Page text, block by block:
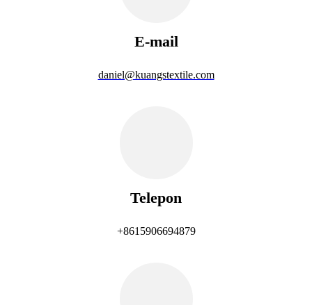
E-mail
daniel@kuangstextile.com
Telepon
+8615906694879